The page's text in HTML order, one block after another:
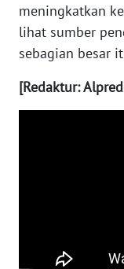
meningkatkan
lihat sumber
sebagian besar
[Redaktur:
WN
SULBAR
WN
BABEL
WN